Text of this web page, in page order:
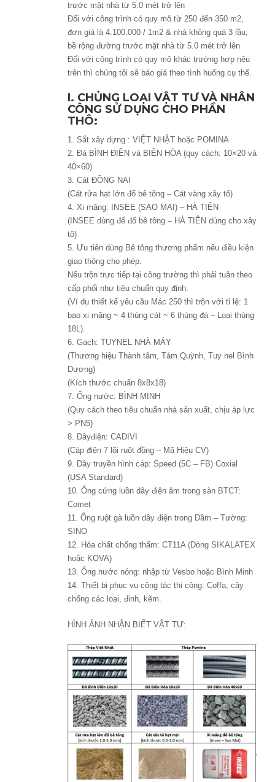
trước mặt nhà từ 5.0 mét trở lên
Đối với công trình có quy mô từ 250 đến 350 m2,
đơn giá là 4.100.000 / 1m2 & nhà không quá 3 lầu,
bề rộng đường trước mặt nhà từ 5.0 mét trở lên
Đối với công trình có quy mô khác trường hợp nêu
trên thì chúng tôi sẽ báo giá theo tình huống cụ thể.
I. CHỦNG LOẠI VẬT TƯ VÀ NHÂN
CÔNG SỬ DỤNG CHO PHẦN
THÔ:
1. Sắt xây dựng : VIỆT NHẬT hoặc POMINA
2. Đá BÌNH ĐIỀN và BIÊN HÒA (quy cách: 10×20 và
40×60)
3. Cát ĐỒNG NAI
(Cát rửa hạt lớn đổ bê tông – Cát vàng xây tô)
4. Xi măng: INSEE (SAO MAI) – HÀ TIÊN
(INSEE dùng để đổ bê tông – HÀ TIÊN dùng cho xây
tô)
5. Ưu tiên dùng Bê tông thương phẩm nếu điều kiện
giao thông cho phép.
Nếu trộn trực tiếp tại công trường thì phải tuân theo
cấp phối như tiêu chuẩn quy định.
(Ví dụ thiết kế yêu cầu Mác 250 thì trộn với tỉ lệ: 1
bao xi măng ~ 4 thùng cát ~ 6 thùng đá – Loại thùng
18L).
6. Gạch: TUYNEL NHÀ MÁY
(Thương hiệu Thành tâm, Tám Quỳnh, Tuy nel Bình
Dương)
(Kích thước chuẩn 8x8x18)
7. Ống nước: BÌNH MINH
(Quy cách theo tiêu chuẩn nhà sản xuất, chịu áp lực
> PN5)
8. Dâyđiện: CADIVI
(Cáp điện 7 lõi ruột đồng – Mã Hiệu CV)
9. Dây truyền hình cáp: Speed (5C – FB) Coxial
(USA Standard)
10. Ống cứng luồn dây điện âm trong sàn BTCT:
Comet
11. Ống ruột gà luồn dây điện trong Dầm – Tường:
SINO
12. Hóa chất chống thấm: CT11A (Dòng SIKALATEX
hoặc KOVA)
13. Ống nước nóng: nhập từ Vesbo hoặc Bình Minh
14. Thiết bị phục vụ công tác thi công: Coffa, cây
chống các loại, đinh, kẽm.
HÌNH ẢNH NHẬN BIẾT VẬT TƯ: